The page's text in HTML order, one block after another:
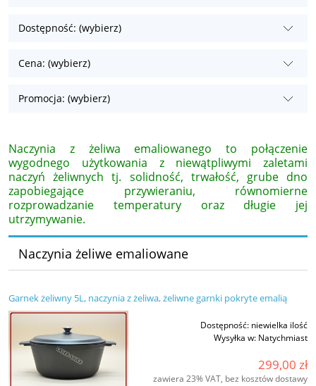
Dostępność: (wybierz)
Cena: (wybierz)
Promocja: (wybierz)
Naczynia z żeliwa emaliowanego to połączenie
wygodnego użytkowania z niewątpliwymi zaletami
naczyń żeliwnych tj. solidność, trwałość, grube dno
zapobiegające przywieraniu, równomierne
rozprowadzanie temperatury oraz długie jej
utrzymywanie.
Naczynia żeliwe emaliowane
Garnek żeliwny 5L, naczynia z żeliwa, żeliwne garnki pokryte emalią
Dostępność: niewielka ilość
Wysyłka w: Natychmiast
299,00 zł
zawiera 23% VAT, bez kosztów dostawy